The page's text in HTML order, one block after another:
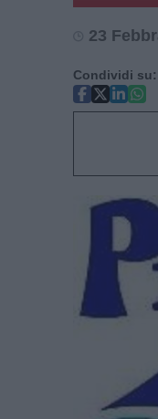
23
Condividi su: